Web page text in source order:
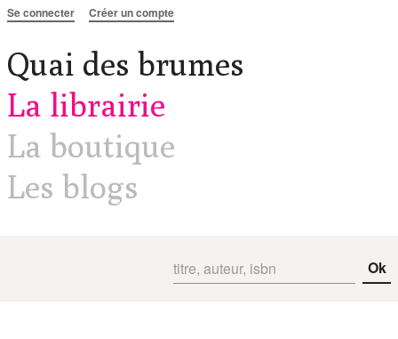
Aller au contenu
Se connecter Créer un compte
La librairie
La boutique
Les blogs
Quai des brumes
Ok